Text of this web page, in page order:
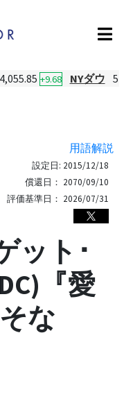
4,055.85 +9.68 NYダウ
用語解説
設定日: 2015/12/18
償還日： 2070/09/10
評価基準日： 2026/07/31
ット･
『愛
な